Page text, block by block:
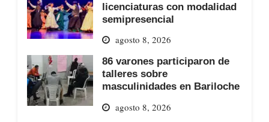
licenciaturas con modalidad
semipresencial
agosto 8, 2026
86 varones participaron de
talleres sobre
masculinidades en Bariloche
agosto 8, 2026